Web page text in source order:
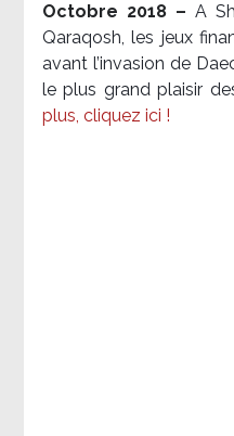
Octobre 2018 – A
Qaraqosh, les jeux
avant l’invasion de
le plus grand plaisir
plus, cliquez ici !